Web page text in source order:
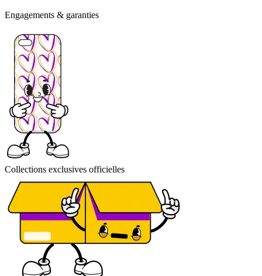
Engagements & garanties
Collections exclusives officielles